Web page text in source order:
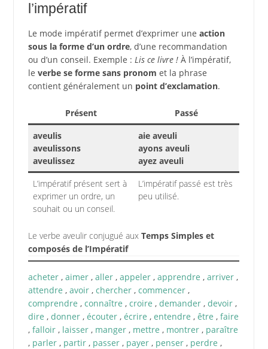
l’impératif
Le mode impératif permet d’exprimer une action
sous la forme d’un ordre, d’une recommandation
ou d’un conseil. Exemple : Lis ce livre !À l’impératif,
le verbe se forme sans pronom et la phrase
contient généralement un point d’exclamation.
Présent
Passé
aveulis
aveulissons
aveulissez
aie aveuli
ayons aveuli
ayez aveuli
L’impératif présent sert à
exprimer un ordre, un
souhait ou un conseil.
L’impératif passé est très
peu utilisé.
Le verbe aveulir conjugué aux Temps Simples et
composés de l’Impératif
acheter, aimer, aller, appeler, apprendre , arriver,
attendre , avoir, chercher, commencer,
comprendre , connaître , croire , demander, devoir,
dire , donner, écouter, écrire , entendre , être , faire
, falloir, laisser, manger, mettre , montrer, paraître
, parler, partir, passer, payer, penser, perdre ,